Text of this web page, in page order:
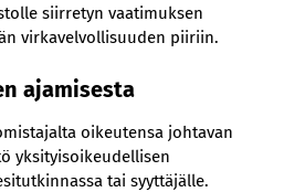
siirretyn vaatimuksen
virkavelvollisuuden piiriin.
ajamisesta
oikeutensa johtavan
yksityisoikeudellisen
tai syyttäjälle.